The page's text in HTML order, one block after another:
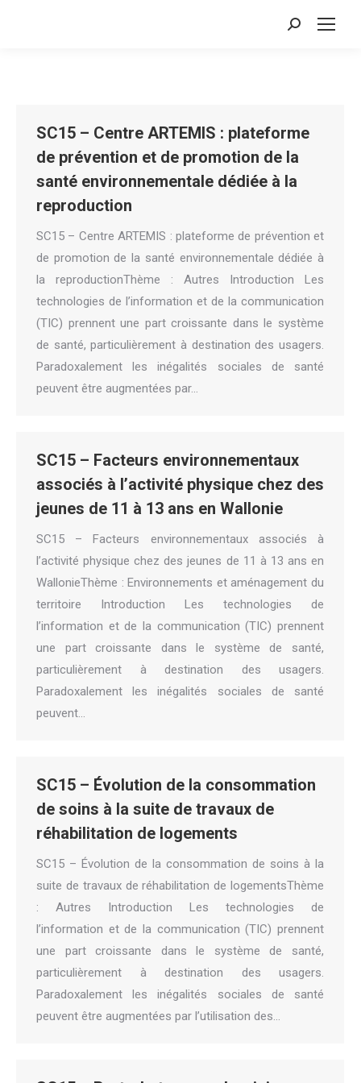
Search:
SC15 – Centre ARTEMIS : plateforme
de prévention et de promotion de la
santé environnementale dédiée à la
reproduction
SC15 – Centre ARTEMIS : plateforme de prévention et
de promotion de la santé environnementale dédiée à
la reproductionThème : Autres Introduction Les
technologies de l’information et de la communication
(TIC) prennent une part croissante dans le système
de santé, particulièrement à destination des usagers.
Paradoxalement les inégalités sociales de santé
peuvent être augmentées par…
SC15 – Facteurs environnementaux
associés à l’activité physique chez des
jeunes de 11 à 13 ans en Wallonie
SC15 – Facteurs environnementaux associés à
l’activité physique chez des jeunes de 11 à 13 ans en
WallonieThème : Environnements et aménagement du
territoire Introduction Les technologies de
l’information et de la communication (TIC) prennent
une part croissante dans le système de santé,
particulièrement à destination des usagers.
Paradoxalement les inégalités sociales de santé
peuvent…
SC15 – Évolution de la consommation
de soins à la suite de travaux de
réhabilitation de logements
SC15 – Évolution de la consommation de soins à la
suite de travaux de réhabilitation de logementsThème
: Autres Introduction Les technologies de
l’information et de la communication (TIC) prennent
une part croissante dans le système de santé,
particulièrement à destination des usagers.
Paradoxalement les inégalités sociales de santé
peuvent être augmentées par l’utilisation des…